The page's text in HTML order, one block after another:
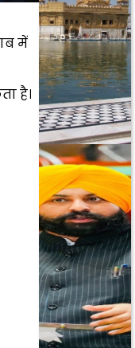
में
है।